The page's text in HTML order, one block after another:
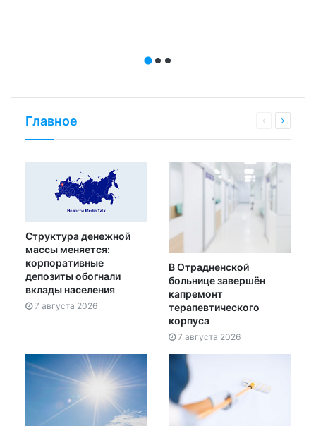
Главное
Структура денежной
массы меняется:
корпоративные
депозиты обогнали
вклады населения
7 августа 2026
В Отрадненской
больнице завершён
капремонт
терапевтического
корпуса
7 августа 2026